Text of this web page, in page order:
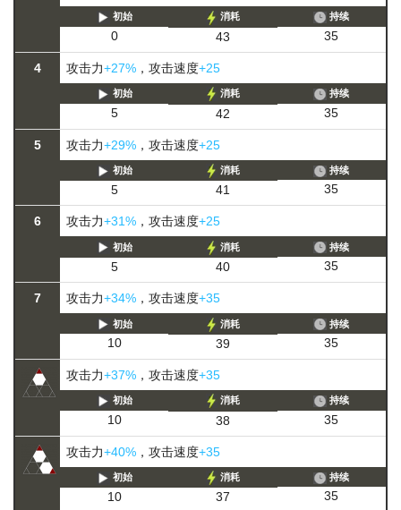
初始
0
消耗
43
持续
35
4 攻击力+27% ，攻击速度+25
初始
5
消耗
42
持续
35
5 攻击力+29% ，攻击速度+25
初始
5
消耗
41
持续
35
6 攻击力+31% ，攻击速度+25
初始
5
消耗
40
持续
35
7 攻击力+34% ，攻击速度+35
初始
10
消耗
39
持续
35
攻击力+37% ，攻击速度+35
初始
10
消耗
38
持续
35
攻击力+40% ，攻击速度+35
初始
10
消耗
37
持续
35